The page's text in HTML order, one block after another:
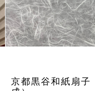
京都黒谷和紙扇